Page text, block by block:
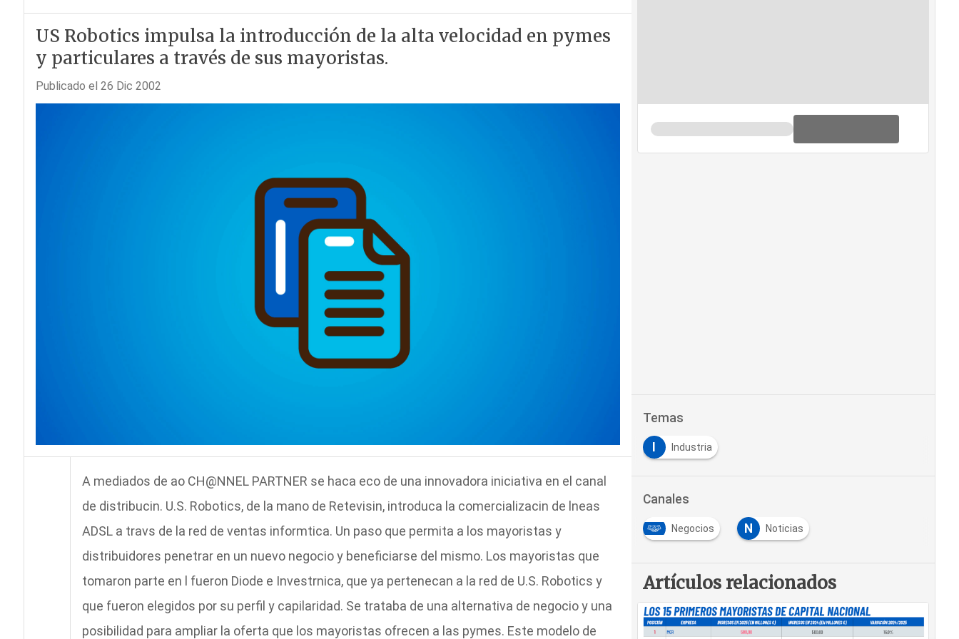
US Robotics impulsa la introducción de la alta velocidad en pymes
y particulares a través de sus mayoristas.
Publicado el 26 Dic 2002
A mediados de ao CH@NNEL PARTNER se haca eco de una innovadora iniciativa en el canal
de distribucin. U.S. Robotics, de la mano de Retevisin, introduca la comercializacin de lneas
ADSL a travs de la red de ventas informtica. Un paso que permita a los mayoristas y
distribuidores penetrar en un nuevo negocio y beneficiarse del mismo. Los mayoristas que
tomaron parte en l fueron Diode e Investrnica, que ya pertenecan a la red de U.S. Robotics y
que fueron elegidos por su perfil y capilaridad. Se trataba de una alternativa de negocio y una
posibilidad para ampliar la oferta que los mayoristas ofrecen a las pymes. Este modelo de
Temas
Industria
Canales
Negocios N Noticias
Artículos relacionados